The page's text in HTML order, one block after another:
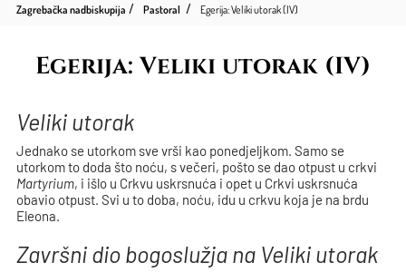
Zagrebačka nadbiskupija Pastoral Egerija: Veliki utorak (IV)
Egerija: Veliki utorak (IV)
Veliki utorak
Jednako se utorkom sve vrši kao ponedjeljkom. Samo se
utorkom to doda što noću, s večeri, pošto se dao otpust u crkvi
Martyrium, i išlo u Crkvu uskrsnuća i opet u Crkvi uskrsnuća
obavio otpust. Svi u to doba, noću, idu u crkvu koja je na brdu
Eleona.
Završni dio bogoslužja na Veliki utorak